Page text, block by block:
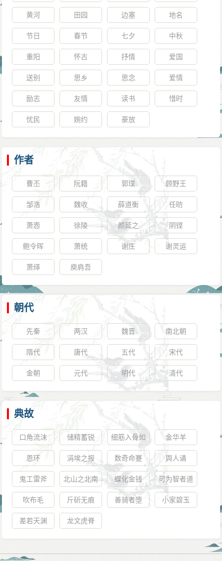
布赦免之书，李治想要亲自到则天门楼，由于气不顺而
不能上马，于是召百姓在殿前宣读赦免书。礼毕，李治
问侍臣道：“百姓喜欢吗？”侍臣道：“百姓承蒙皇上赦免，
没有一个人不感动喜悦。”李治道：“百姓虽喜，但我的性
命危险。天神地神若延长我一两个月的命，能够回长
安，死也无遗憾了。”当晚，李治在贞观殿去世，终年五
十六岁。宣布遗诏：“七天装在灵柩内，皇太子在灵柩前
即皇帝位。园陵制度，务以节俭。军国大事有不能决断
者，请天后处理决断。”群臣上谥号曰天皇大帝，庙号高
宗。
文明元年（684年）八月十一日，安葬在乾陵。天宝
十三年（754年），改谥为天皇大弘孝皇帝。
黄河 田园 边塞 地名
节日 春节 七夕 中秋
重阳 怀古 抒情 爱国
送别 思乡 思念 爱情
励志 友情 读书 惜时
忧民 婉约 豪放
作者
曹丕 阮籍 郭璞 顾野王
邹浩 魏收 薛道衡 任昉
萧悫 徐陵 颜延之 阴铿
鲍令晖 萧统 谢庄 谢灵运
萧绎 庾肩吾
朝代
先秦 两汉 魏晋 南北朝
隋代 唐代 五代 宋代
金朝 元代 明代 清代
典故
口角流沫 储精蓄锐
细筋入骨如
秋鹰，字外
出力中藏棱
金华羊
恩环 涓埃之报 数奇命蹇 舆人诵
鬼工雷斧
北山之北南
山之南
蝶化金钱 可为智者道
吹布毛 斤斫无痕 善骑者堕 小家碧玉
差若天渊 龙文虎脊